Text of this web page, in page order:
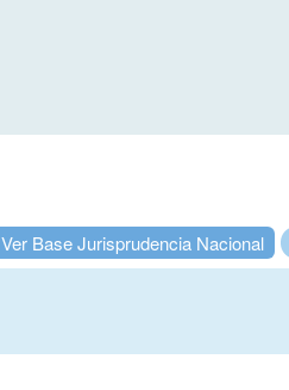
Ver Base Jurisprudencia Nacional